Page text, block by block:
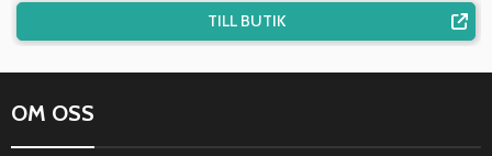
TILL BUTIK
OM OSS